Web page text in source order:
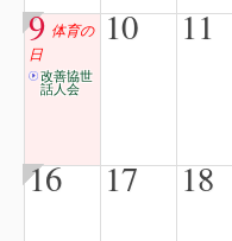
9 体育の
日
改善協世
話人会
10 11
16 17 18